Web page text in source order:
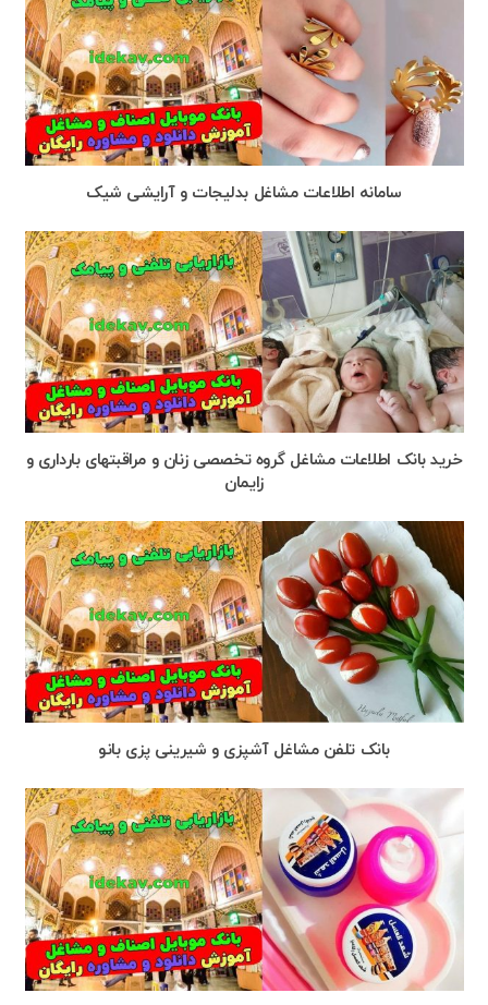
سامانه اطلاعات مشاغل بدلیجات و آرایشی شیک
خرید بانک اطلاعات مشاغل گروه تخصصی زنان و مراقبتهای بارداری و
زایمان
بانک تلفن مشاغل آشپزی و شیرینی پزی بانو